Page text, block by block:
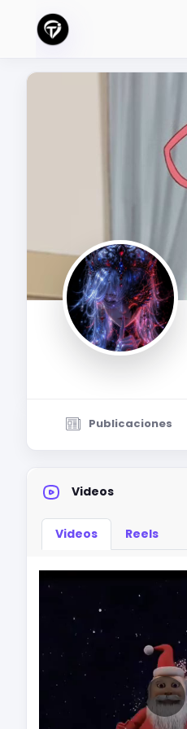
Publicaciones
Videos
Videos Reels